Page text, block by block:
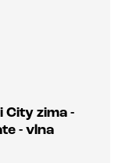
City zima -
- vlna